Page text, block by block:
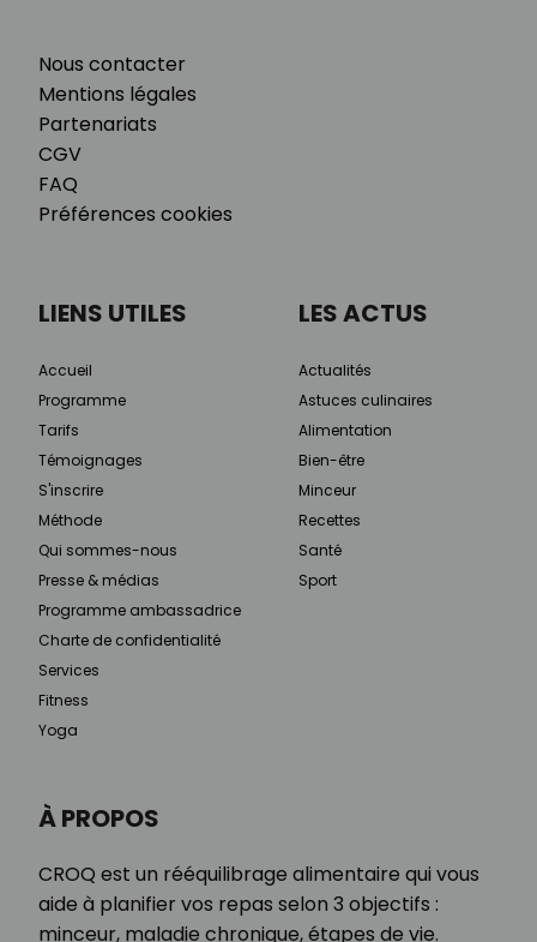
Nous contacter
Mentions légales
Partenariats
CGV
FAQ
Préférences cookies
À PROPOS
CROQ est un rééquilibrage alimentaire qui vous
aide à planifier vos repas selon 3 objectifs :
minceur, maladie chronique, étapes de vie.
LIENS UTILES
Accueil
Programme
Tarifs
Témoignages
S'inscrire
Méthode
Qui sommes-nous
Presse & médias
Programme ambassadrice
Charte de confidentialité
Services
Fitness
Yoga
LES ACTUS
Actualités
Astuces culinaires
Alimentation
Bien-être
Minceur
Recettes
Santé
Sport